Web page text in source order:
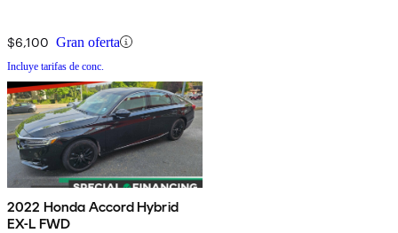
$6,100 Gran oferta
Incluye tarifas de conc.
2022 Honda Accord Hybrid
EX-L FWD